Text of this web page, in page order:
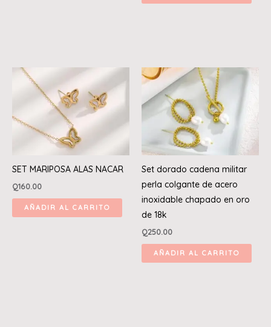
SET MARIPOSA ALAS NACAR
Q160.00
AÑADIR AL CARRITO
Set dorado cadena militar
perla colgante de acero
inoxidable chapado en oro
de 18k
Q250.00
AÑADIR AL CARRITO